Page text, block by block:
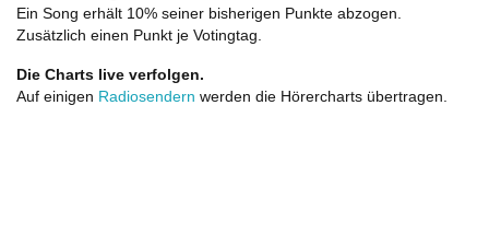
Ein Song erhält 10% seiner bisherigen Punkte abzogen.
Zusätzlich einen Punkt je Votingtag.
Die Charts live verfolgen.
Auf einigen Radiosendern werden die Hörercharts übertragen.